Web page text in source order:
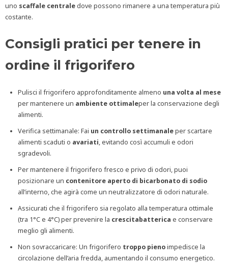
uno scaffale centraledove possono rimanere a una temperatura più
costante.
Consigli pratici per tenere in
ordine il frigorifero
Pulisci il frigorifero approfonditamente almeno una volta al mese
per mantenere un ambiente ottimaleper la conservazione degli
alimenti.
Verifica settimanale: Fai un controllo settimanaleper scartare
alimenti scaduti o avariati, evitando così accumuli e odori
sgradevoli.
Per mantenere il frigorifero fresco e privo di odori, puoi
posizionare un contenitore aperto di bicarbonato di sodio
all’interno, che agirà come un neutralizzatore di odori naturale.
Assicurati che il frigorifero sia regolato alla temperatura ottimale
(tra 1°C e 4°C) per prevenire la crescitabatterica e conservare
meglio gli alimenti.
Non sovraccaricare: Un frigorifero troppo pienoimpedisce la
circolazione dell’aria fredda, aumentando il consumo energetico.